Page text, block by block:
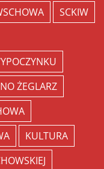
SCKIW
ŻEGLARZ
KULTURA